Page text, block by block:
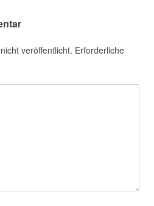
veröffentlicht. Erforderliche